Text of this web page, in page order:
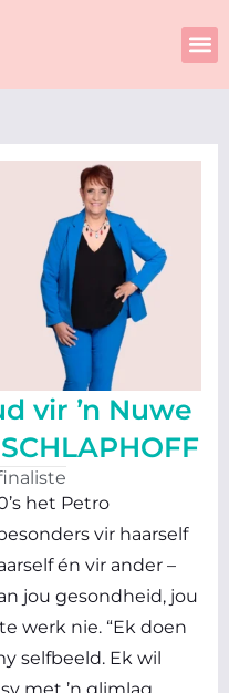
vir ŉ Nuwe
het Petro
vir haarself
én vir ander –
jou gesondheid, jou
werk nie. “Ek doen
selfbeeld. Ek wil